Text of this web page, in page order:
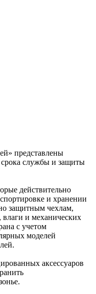
представлены
службы и защиты
действительно
и хранении
защитным чехлам,
и механических
с учетом
моделей
аксессуаров